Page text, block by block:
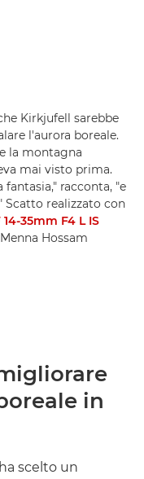
Kirkjufell sarebbe
l'aurora boreale.
la montagna
mai visto prima.
fantasia," racconta, "e
Scatto realizzato con
14-35mm F4 L IS
Hossam
in
scelto un